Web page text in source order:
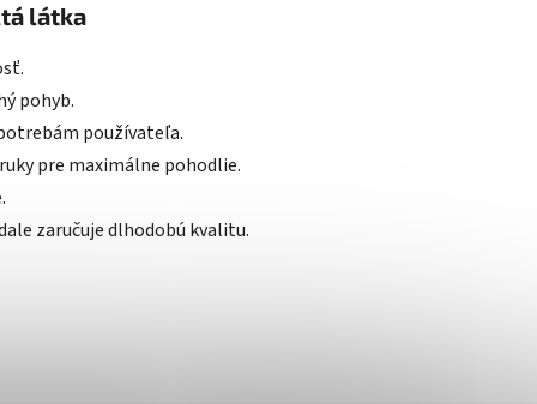
látka
pohyb.
používateľa.
pre maximálne pohodlie.
zaručuje dlhodobú kvalitu.